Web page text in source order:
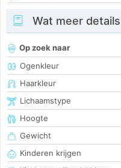
Wat meer details
Op zoek naar
Ogenkleur
Haarkleur
Lichaamstype
Hoogte
Gewicht
Kinderen krijgen